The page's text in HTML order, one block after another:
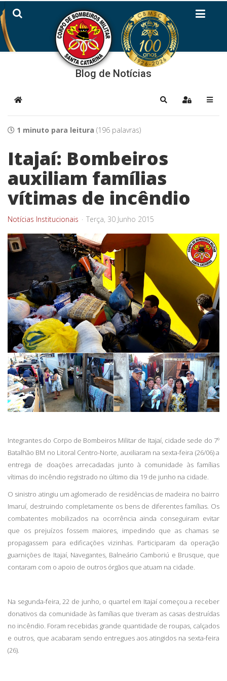
Blog de Notícias
Home PesquisarSign In
1 minuto para leitura (196 palavras)
Itajaí: Bombeiros
auxiliam famílias
vítimas de incêndio
Notícias Institucionais Terça, 30 Junho 2015
Integrantes do Corpo de Bombeiros Militar de Itajaí, cidade sede do 7º
Batalhão BM no Litoral Centro-Norte, auxiliaram na sexta-feira (26/06) a
entrega de doações arrecadadas junto à comunidade às famílias
vítimas do incêndio registrado no último dia 19 de junho na cidade.
O sinistro atingiu um aglomerado de residências de madeira no bairro
Imaruí, destruindo completamente os bens de diferentes famílias. Os
combatentes mobilizados na ocorrência ainda conseguiram evitar
que os prejuízos fossem maiores, impedindo que as chamas se
propagassem para edificações vizinhas. Participaram da operação
guarnições de Itajaí, Navegantes, Balneário Camboriú e Brusque, que
contaram com o apoio de outros órgãos que atuam na cidade.
Na segunda-feira, 22 de junho, o quartel em Itajaí começou a receber
donativos da comunidade às famílias que tiveram as casas destruídas
no incêndio. Foram recebidas grande quantidade de roupas, calçados
e outros, que acabaram sendo entregues aos atingidos na sexta-feira
(26).